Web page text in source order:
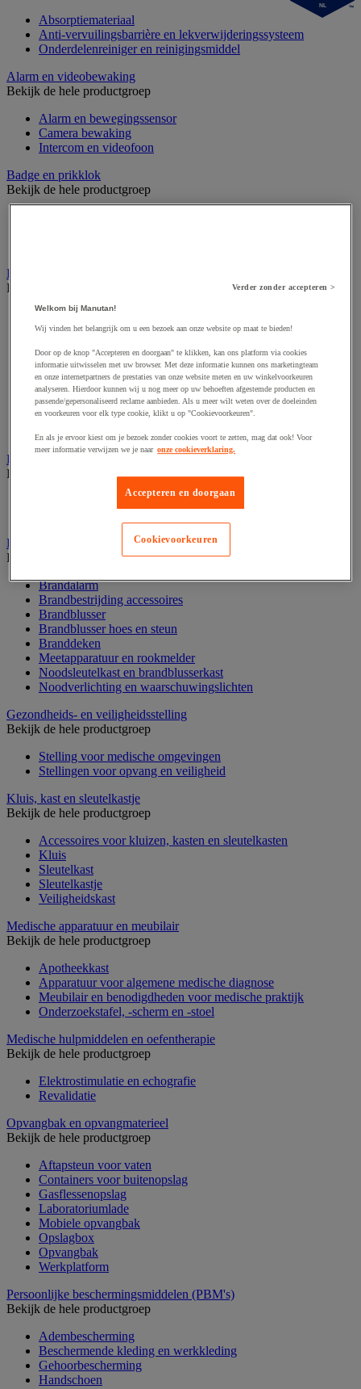
Absorptiemateriaal
Anti-vervuilingsbarrière en lekverwijderingssysteem
Onderdelenreiniger en reinigingsmiddel
Alarm en videobewaking
Bekijk de hele productgroep
Alarm en bewegingssensor
Camera bewaking
Intercom en videofoon
Badge en prikklok
Bekijk de hele productgroep
Barrière- en beschermingspaal
Bekijk de hele productgroep
Afzetpaal met band
Afzetpaal met bord
Afzetpaal met koord
Beschermende afscherming
Beschermende rolbeugel
Modulaire afscherming
Muurhouder met riem
Signaalketting
Bescherming en demper
Bekijk de hele productgroep
Brandpreventie
Bekijk de hele productgroep
Brandalarm
Brandbestrijding accessoires
Brandblusser
Brandblusser hoes en steun
Branddeken
Meetapparatuur en rookmelder
Noodsleutelkast en brandblusserkast
Noodverlichting en waarschuwingslichten
Gezondheids- en veiligheidsstelling
Bekijk de hele productgroep
Stelling voor medische omgevingen
Stellingen voor opvang en veiligheid
Kluis, kast en sleutelkastje
Bekijk de hele productgroep
Accessoires voor kluizen, kasten en sleutelkasten
Kluis
Sleutelkast
Sleutelkastje
Veiligheidskast
Medische apparatuur en meubilair
Bekijk de hele productgroep
Apotheekkast
Apparatuur voor algemene medische diagnose
Meubilair en benodigdheden voor medische praktijk
Onderzoekstafel, -scherm en -stoel
Medische hulpmiddelen en oefentherapie
Bekijk de hele productgroep
Elektrostimulatie en echografie
Revalidatie
Opvangbak en opvangmaterieel
Bekijk de hele productgroep
Aftapsteun voor vaten
Containers voor buitenopslag
Gasflessenopslag
Laboratoriumlade
Mobiele opvangbak
Opslagbox
Opvangbak
Werkplatform
Persoonlijke beschermingsmiddelen (PBM's)
Bekijk de hele productgroep
Adembescherming
Beschermende kleding en werkkleding
Gehoorbescherming
Handschoen
NL
Verder zonder accepteren >
Welkom bij Manutan!
Wij vinden het belangrijk om u een bezoek aan onze website op maat te bieden!
Door op de knop "Accepteren en doorgaan" te klikken, kan ons platform via cookies
informatie uitwisselen met uw browser. Met deze informatie kunnen ons marketingteam
en onze internetpartners de prestaties van onze website meten en uw winkelvoorkeuren
analyseren. Hierdoor kunnen wij u nog meer op uw behoeften afgestemde producten en
passende/gepersonaliseerd reclame aanbieden. Als u meer wilt weten over de doeleinden
en voorkeuren voor elk type cookie, klikt u op "Cookievoorkeuren".
En als je ervoor kiest om je bezoek zonder cookies voort te zetten, mag dat ook! Voor
meer informatie verwijzen we je naar onze cookieverklaring.
Accepteren en doorgaan
Cookievoorkeuren